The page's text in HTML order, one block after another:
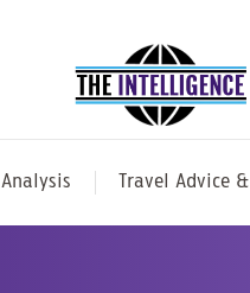
Analysis Travel Advice